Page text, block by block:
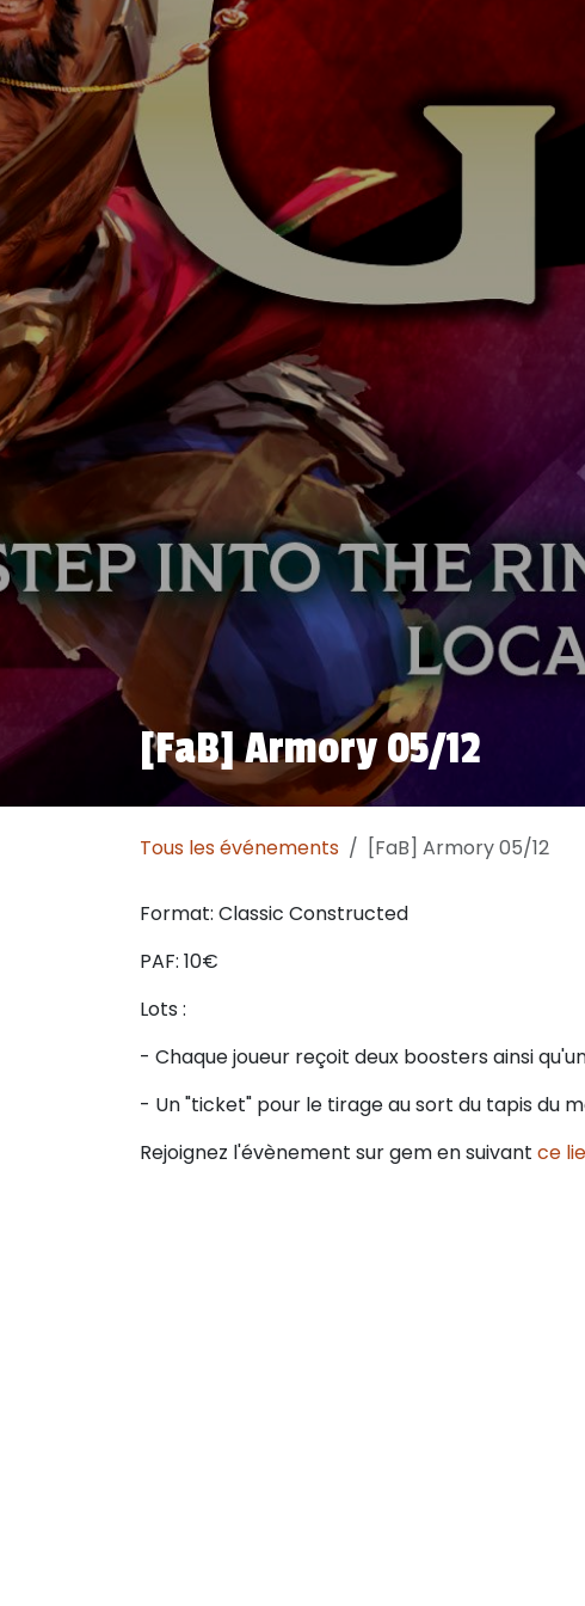
[FaB] Armory 05/12
Tous les événements [FaB] Armory 05/12
Format: Classic Constructed
PAF: 10€
Lots :
- Chaque joueur reçoit deux boosters ainsi
- Un "ticket" pour le tirage au sort du tapis du
Rejoignez l'évènement sur gem en suivant ce